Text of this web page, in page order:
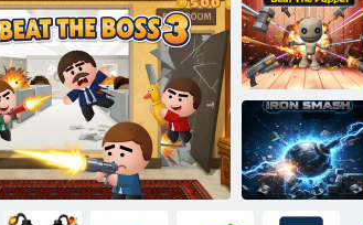
Beat The Puppet